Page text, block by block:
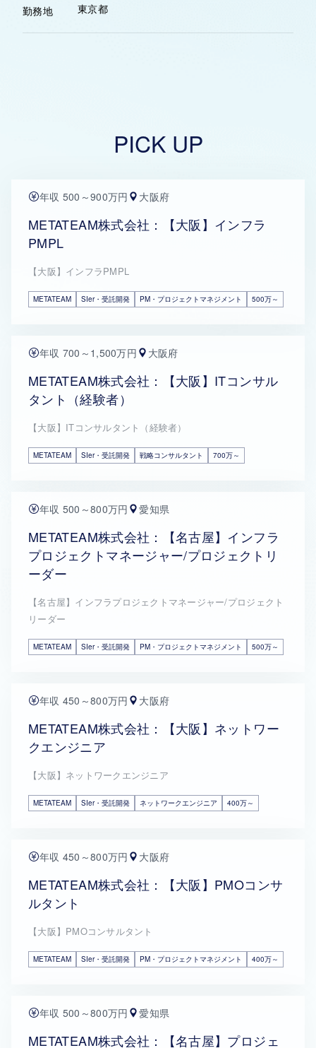
勤務地 東京都
PICK UP
年収 500～900万円 大阪府
METATEAM株式会社：【大阪】インフラ
PMPL
【大阪】インフラPMPL
METATEAM SIer・受託開発 PM・プロジェクトマネジメント 500万～
年収 700～1,500万円 大阪府
METATEAM株式会社：【大阪】ITコンサル
タント（経験者）
【大阪】ITコンサルタント（経験者）
METATEAM SIer・受託開発 戦略コンサルタント 700万～
年収 500～800万円 愛知県
METATEAM株式会社：【名古屋】インフラ
プロジェクトマネージャー/プロジェクトリ
ーダー
【名古屋】インフラプロジェクトマネージャー/プロジェクト
リーダー
METATEAM SIer・受託開発 PM・プロジェクトマネジメント 500万～
年収 450～800万円 大阪府
METATEAM株式会社：【大阪】ネットワー
クエンジニア
【大阪】ネットワークエンジニア
METATEAM SIer・受託開発 ネットワークエンジニア 400万～
年収 450～800万円 大阪府
METATEAM株式会社：【大阪】PMOコンサ
ルタント
【大阪】PMOコンサルタント
METATEAM SIer・受託開発 PM・プロジェクトマネジメント 400万～
年収 500～800万円 愛知県
METATEAM株式会社：【名古屋】プロジェ